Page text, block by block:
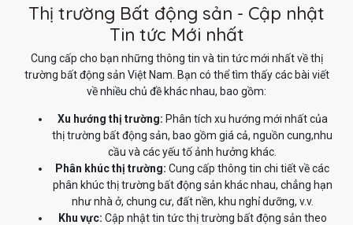
Thị trường Bất động sản - Cập nhật
Tin tức Mới nhất
Cung cấp cho bạn những thông tin và tin tức mới nhất về thị
trường bất động sản Việt Nam. Bạn có thể tìm thấy các bài viết
về nhiều chủ đề khác nhau, bao gồm:
Xu hướng thị trường: Phân tích xu hướng mới nhất của
thị trường bất động sản, bao gồm giá cả, nguồn cung,nhu
cầu và các yếu tố ảnh hưởng khác.
Phân khúc thị trường: Cung cấp thông tin chi tiết về các
phân khúc thị trường bất động sản khác nhau, chẳng hạn
như nhà ở, chung cư, đất nền, khu nghỉ dưỡng, v.v.
Khu vực: Cập nhật tin tức thị trường bất động sản theo